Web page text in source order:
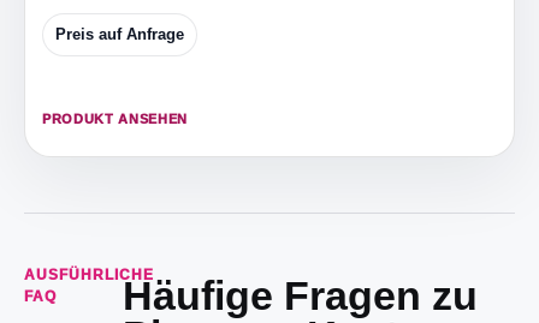
Preis auf Anfrage
PRODUKT ANSEHEN
AUSFÜHRLICHE
FAQ
Häufige Fragen zu